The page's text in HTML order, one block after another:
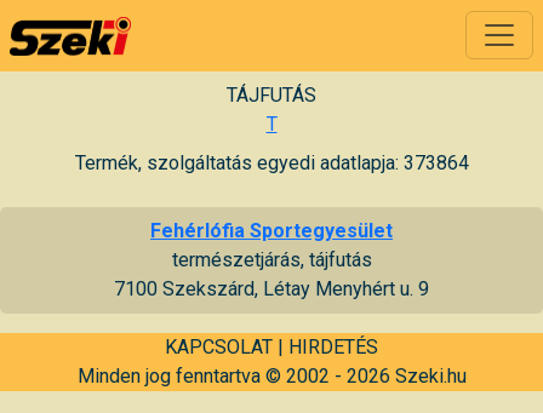
TÁJFUTÁS
T
Termék, szolgáltatás egyedi adatlapja: 373864
Fehérlófia Sportegyesület
természetjárás, tájfutás
7100 Szekszárd, Létay Menyhért u. 9
KAPCSOLAT | HIRDETÉS
Minden jog fenntartva © 2002 - 2026 Szeki.hu